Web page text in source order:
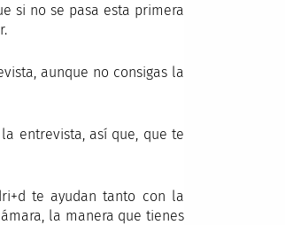
si no se pasa esta primera
aunque no consigas la
entrevista, así que, que te
te ayudan tanto con la
la manera que tienes